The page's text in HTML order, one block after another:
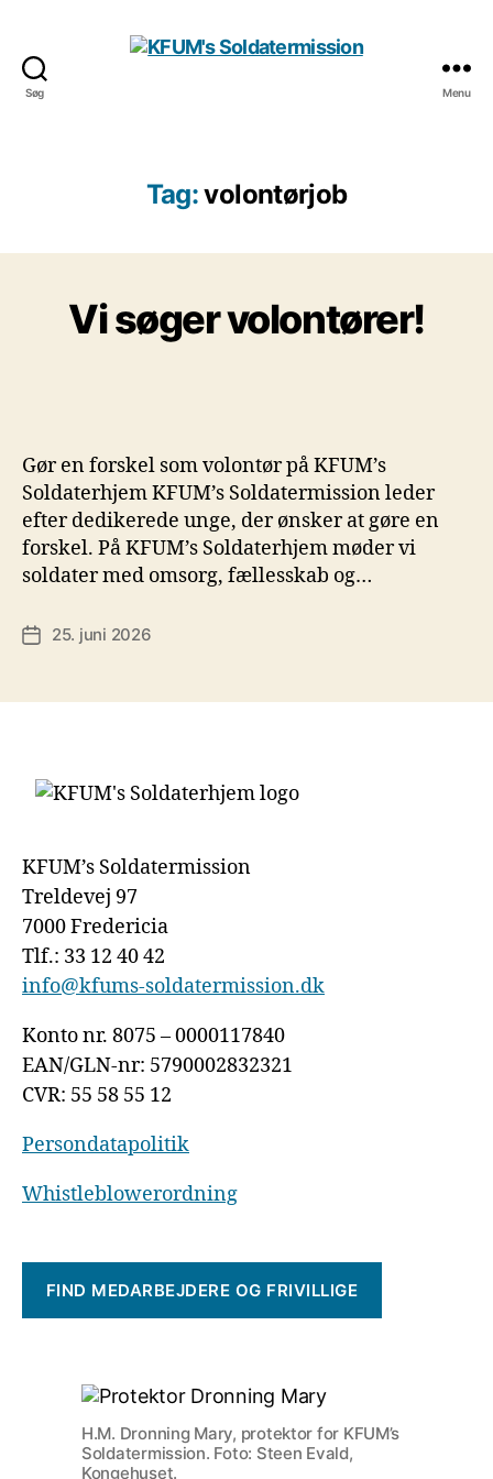
Søg Menu
Tag:volontørjob
Vi søger volontører!
Gør en forskel som volontør på KFUM’s
Soldaterhjem KFUM’s Soldatermission leder
efter dedikerede unge, der ønsker at gøre en
forskel. På KFUM’s Soldaterhjem møder vi
soldater med omsorg, fællesskab og…
Indlægsdato
25. juni 2026
KFUM’s Soldatermission
Treldevej 97
7000 Fredericia
Tlf.: 33 12 40 42
info@kfums-soldatermission.dk
Konto nr. 8075 – 0000117840
EAN/GLN-nr: 5790002832321
CVR: 55 58 55 12
Persondatapolitik
Whistleblowerordning
FIND MEDARBEJDERE OG FRIVILLIGE
H.M. Dronning Mary, protektor for KFUM’s
Soldatermission. Foto: Steen Evald,
Kongehuset.